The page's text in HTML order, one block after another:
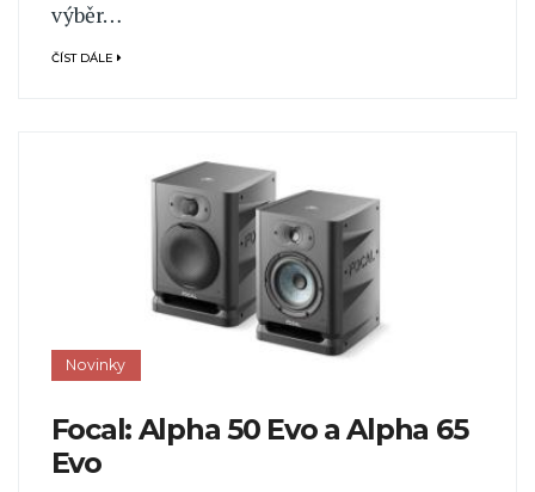
výběr…
ČÍST DÁLE
Novinky
Focal: Alpha 50 Evo a Alpha 65
Evo